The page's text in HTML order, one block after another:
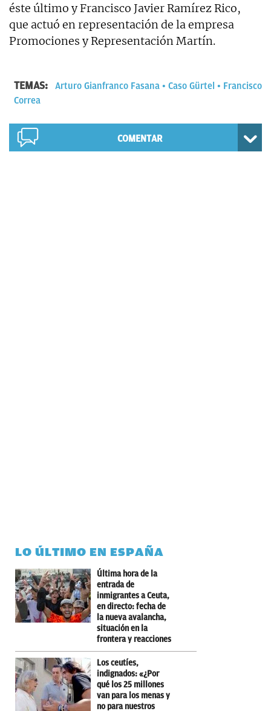
éste último y Francisco Javier Ramírez Rico,
que actuó en representación de la empresa
Promociones y Representación Martín.
TEMAS: Arturo Gianfranco Fasana Caso Gürtel
Francisco
Correa
COMENTAR
LO ÚLTIMO EN ESPAÑA
Última hora de la
entrada de
inmigrantes a Ceuta,
en directo: fecha de
la nueva avalancha,
situación en la
frontera y reacciones
Los ceutíes,
indignados: «¿Por
qué los 25 millones
van para los menas y
no para nuestros